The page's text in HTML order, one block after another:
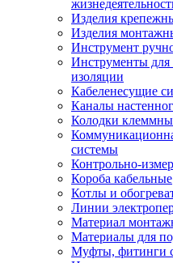
Изделия
Изделия
Инструмент
Инструменты для
изоляции
Кабеленесущие
Каналы
Колодки
системы
Контрольно-
Короба кабельные
Котлы и
Линии
Материал
Материалы для
Муфты, фитинги